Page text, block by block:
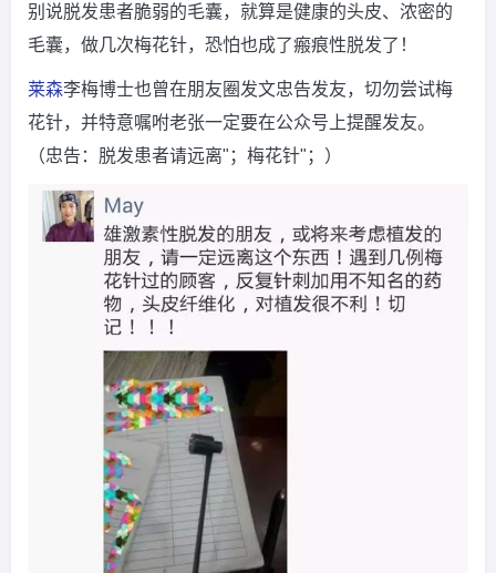
别说脱发患者脆弱的毛囊，就算是健康的头皮、浓密的
毛囊，做几次梅花针，恐怕也成了瘢痕性脱发了！
莱森李梅博士也曾在朋友圈发文忠告发友，切勿尝试梅
花针，并特意嘱咐老张一定要在公众号上提醒发友。
（忠告：脱发患者请远离"；梅花针"；）